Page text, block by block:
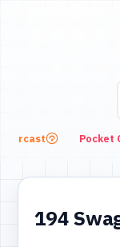
Pocket
194